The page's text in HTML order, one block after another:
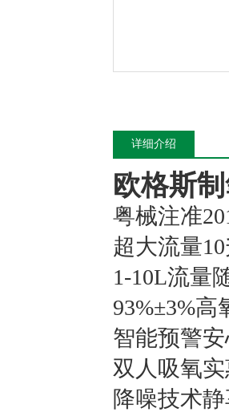
详细介绍
欧格斯
粤械注准
超大流量
1-10L流量
93%±3%高
智能预警
双人吸氧
降噪技术